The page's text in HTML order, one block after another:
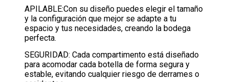
APILABLE:Con su diseño puedes elegir el tamaño
y la configuración que mejor se adapte a tu
espacio y tus necesidades, creando la bodega
perfecta.
SEGURIDAD: Cada compartimento está diseñado
para acomodar cada botella de forma segura y
estable, evitando cualquier riesgo de derrames o